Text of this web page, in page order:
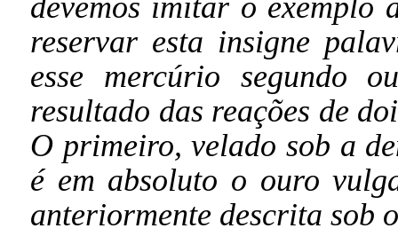
devemos imitar o exemplo
reservar esta insigne
esse mercúrio segundo
resultado das reações de
O primeiro, velado sob a
é em absoluto o ouro
anteriormente descrita sob